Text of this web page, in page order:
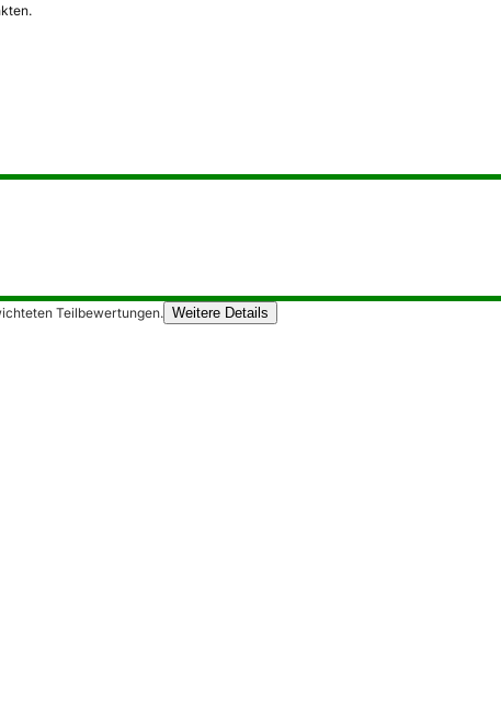
Teilbewertungen. Weitere Details